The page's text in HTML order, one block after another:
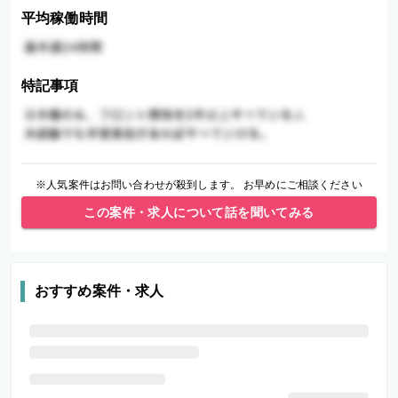
平均稼働時間
特記事項
※人気案件はお問い合わせが殺到します。 お早めにご相談ください
この案件・求人について話を聞いてみる
おすすめ案件・求人